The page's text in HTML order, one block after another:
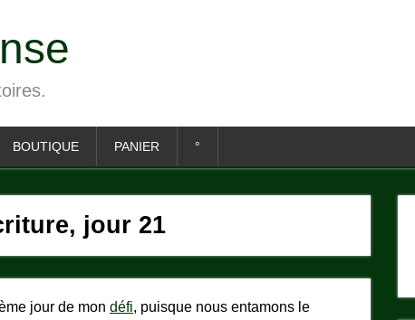
BOUTIQUE PANIER °
jour 21
jour de mon défi, puisque nous entamons le